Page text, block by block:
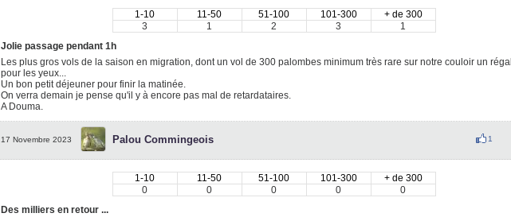
1-10 11-50 51-100 101-300
+ de 300
3
1 2 3
1
Jolie passage pendant 1h
Les plus gros vols de la saison en migration, dont un vol de 300 palombes minimum très rare sur notre couloir un régal
pour les yeux...
Un bon petit déjeuner pour finir la matinée.
On verra demain je pense qu'il y à encore pas mal de retardataires.
A Douma.
17 Novembre 2023 Palou Commingeois 1
1-10 11-50 51-100 101-300
+ de 300
0
0 0 0
0
Des milliers en retour ...